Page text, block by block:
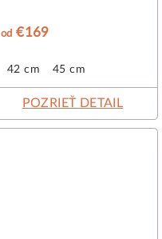
od €169
42 cm 45 cm
POZRIEŤ DETAIL